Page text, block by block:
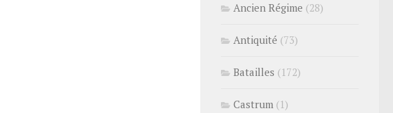
Ancien Régime (28)
Antiquité (73)
Batailles (172)
Castrum (1)